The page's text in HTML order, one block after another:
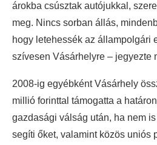
árokba csúsztak autójukkal,
meg. Nincs sorban állás,
hogy letehessék az állampolgári
szívesen Vásárhelyre – jegyezte
2008-ig egyébként Vásárhely
millió forinttal támogatta a
gazdasági válság után, ha nem
segíti őket, valamint közös uniós